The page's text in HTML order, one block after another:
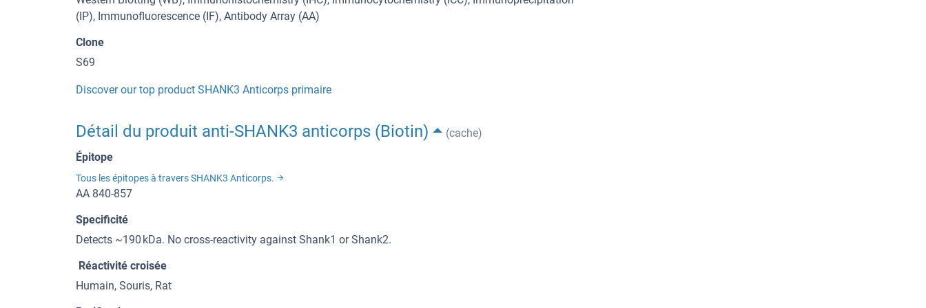
(IP), Immunofluorescence (IF), Antibody Array (AA)
Clone
S69
Discover our top product SHANK3 Anticorps primaire
Détail du produit anti-SHANK3 anticorps (Biotin)
(cache)
Épitope
Tous les épitopes à travers SHANK3 Anticorps.
AA 840-857
Specificité
Detects ~190 kDa. No cross-reactivity against Shank1 or Shank2.
Réactivité croisée
Humain, Souris, Rat